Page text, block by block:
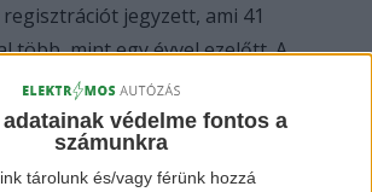
védelme fontos a
számunkra
tárolunk és/vagy férünk hozzá
regisztrációt jegyzett, ami 41
több, mint egy évvel ezelőtt. A
elektromos járművei
tettek ki, ami körülbelül 98
több mint egy évvel korábban.